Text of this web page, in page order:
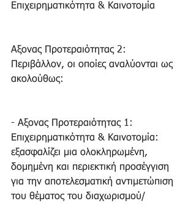
Επιχειρηματικότητα & Καινοτομία
Αξονας Προτεραιότητας 2:
Περιβάλλον, οι οποίες αναλύονται ως
ακολούθως:
- Αξονας Προτεραιότητας 1:
Επιχειρηματικότητα & Καινοτομία:
εξασφαλίζει μια ολοκληρωμένη,
δομημένη και περιεκτική προσέγγιση
για την αποτελεσματική αντιμετώπιση
του θέματος του διαχωρισμού/